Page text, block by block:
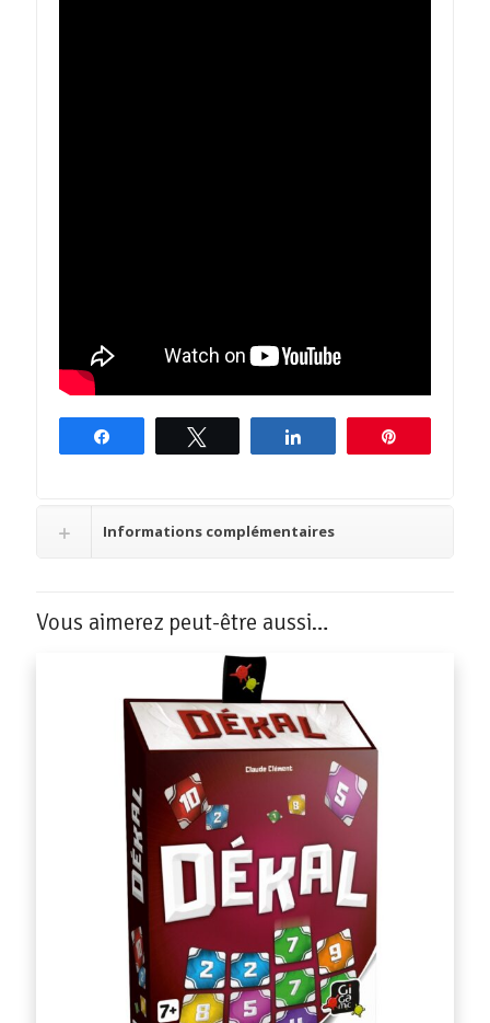
Informations complémentaires
Vous aimerez peut-être aussi…